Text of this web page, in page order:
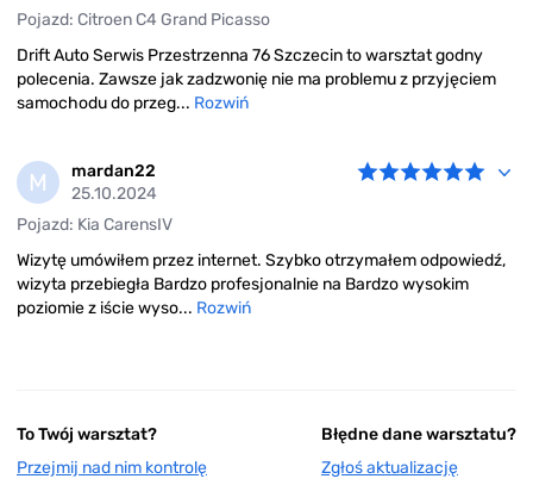
Pojazd: Citroen C4 Grand Picasso
Drift Auto Serwis Przestrzenna 76 Szczecin to warsztat godny
polecenia. Zawsze jak zadzwonię nie ma problemu z przyjęciem
samochodu do przeg... Rozwiń
M
mardan22
25.10.2024
Pojazd: Kia CarensIV
Wizytę umówiłem przez internet. Szybko otrzymałem odpowiedź,
wizyta przebiegła Bardzo profesjonalnie na Bardzo wysokim
poziomie z iście wyso... Rozwiń
To Twój warsztat?
Przejmij nad nim kontrolę
Błędne dane warsztatu?
Zgłoś aktualizację